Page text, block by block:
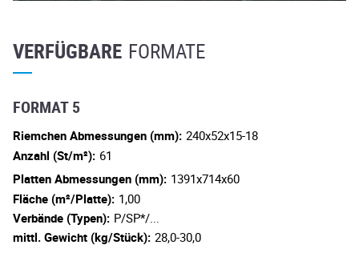
VERFÜGBARE FORMATE
FORMAT 5
Riemchen Abmessungen (mm): 240x52x15-18
Anzahl (St/m²): 61
Platten Abmessungen (mm): 1391x714x60
Fläche (m²/Platte): 1,00
Verbände (Typen): P/SP*/...
mittl. Gewicht (kg/Stück): 28,0-30,0